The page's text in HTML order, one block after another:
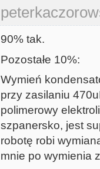
90% tak.
Pozostałe 10%:
Wymień
przy zasilaniu
polimerowy
szpanersko, jest
robotę robi
mnie po wymienia